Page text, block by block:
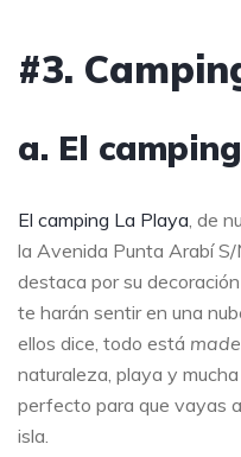
#3.
a. El camping
El camping La Playa , de
la Avenida Punta Arabí
destaca por su
te harán sentir en una
ellos dice, todo está
naturaleza, playa y
perfecto para que vayas
isla.